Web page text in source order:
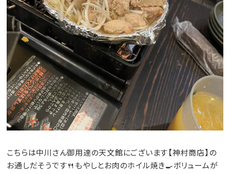
こちらは中川さん御用達の天文館にございます【神村商店】の
お通しだそうです🍴もやしとお肉のホイル焼き🍳ボリュームが